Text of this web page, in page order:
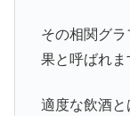
その相関グ
果と呼ばれま
適度な飲酒